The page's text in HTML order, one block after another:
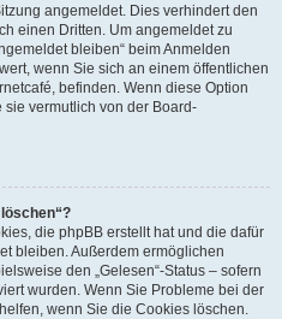
angemeldet. Dies verhindert den
einen Dritten. Um angemeldet zu
bleiben“ beim Anmelden
wenn Sie sich an einem öffentlichen
befinden. Wenn diese Option
sie vermutlich von der Board-
die phpBB erstellt hat und die dafür
bleiben. Außerdem ermöglichen
den „Gelesen“-Status – sofern
wurden. Wenn Sie Probleme bei der
wenn Sie die Cookies löschen.